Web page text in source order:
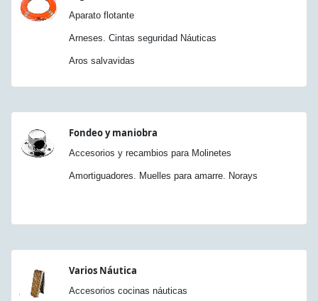
Aparato flotante
Arneses. Cintas seguridad Náuticas
Aros salvavidas
Fondeo y maniobra
Accesorios y recambios para Molinetes
Amortiguadores. Muelles para amarre. Norays
Varios Náutica
Accesorios cocinas náuticas